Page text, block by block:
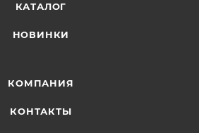
КАТАЛОГ
НОВИНКИ
КОМПАНИЯ
КОНТАКТЫ